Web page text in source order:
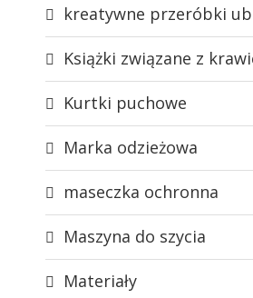
kreatywne przeróbki
Książki związane z
Kurtki puchowe
Marka odzieżowa
maseczka ochronna
Maszyna do szycia
Materiały